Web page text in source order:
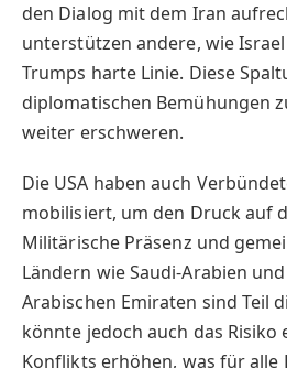
den Dialog mit dem Iran
unterstützen andere, wie
Trumps harte Linie. Diese
diplomatischen Bemühungen
weiter erschweren.
Die USA haben auch
mobilisiert, um den Druck auf
Militärische Präsenz und
Ländern wie Saudi-Arabien
Arabischen Emiraten sind Teil
könnte jedoch auch das Risiko
Konflikts erhöhen, was für alle